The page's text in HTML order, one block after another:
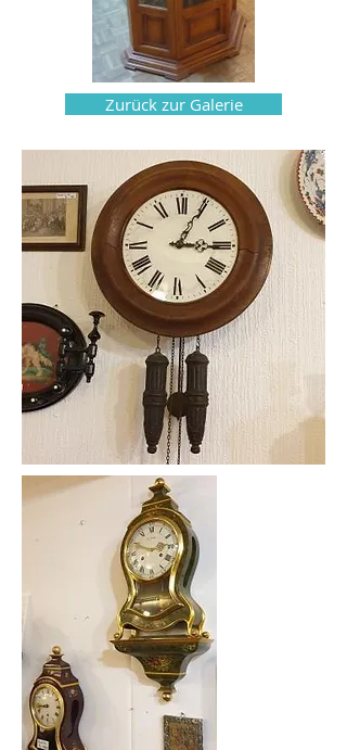
Zurück zur Galerie